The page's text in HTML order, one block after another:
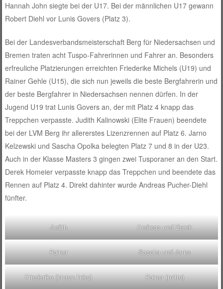
Hannah John siegte bei der U17. Bei der männlichen U17 gewann
Robert Diehl vor Lunis Govers (Platz 3).
Bei der Landesverbandsmeisterschaft Berg für Niedersachsen und
Bremen traten acht Tuspo-Fahrerinnen und Fahrer an. Besonders
erfreuliche Platzierungen erreichten Friederike Michels (U19) und
Rainer Gehle (U15), die sich nun jeweils die beste Bergfahrerin und
der beste Bergfahrer in Niedersachsen nennen dürfen. In der
Jugend U19 trat Lunis Govers an, der mit Platz 4 knapp das
Treppchen verpasste. Judith Kalinowski (Elite Frauen) beendete
bei der LVM Berg ihr allererstes Lizenzrennen auf Platz 6. Jarno
Kelzewski und Sascha Opolka belegten Platz 7 und 8 in der U23.
Auch in der Klasse Masters 3 gingen zwei Tusporaner an den Start.
Derek Homeier verpasste knapp das Treppchen und beendete das
Rennen auf Platz 4. Direkt dahinter wurde Andreas Pucher-Diehl
fünfter.
Judith Andreas und Derek
Rainer Sascha und Jarno
Friederike (hinten links) Rainer (mitte)